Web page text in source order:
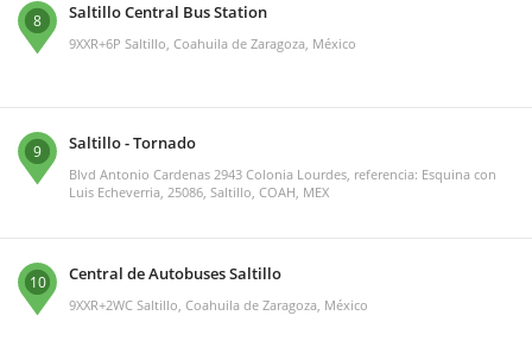
8 Saltillo Central Bus Station
9XXR+6P Saltillo, Coahuila de Zaragoza, México
9 Saltillo - Tornado
Blvd Antonio Cardenas 2943 Colonia Lourdes, referencia: Esquina con
Luis Echeverria, 25086, Saltillo, COAH, MEX
10 Central de Autobuses Saltillo
9XXR+2WC Saltillo, Coahuila de Zaragoza, México